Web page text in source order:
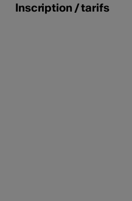
Inscription / tarifs